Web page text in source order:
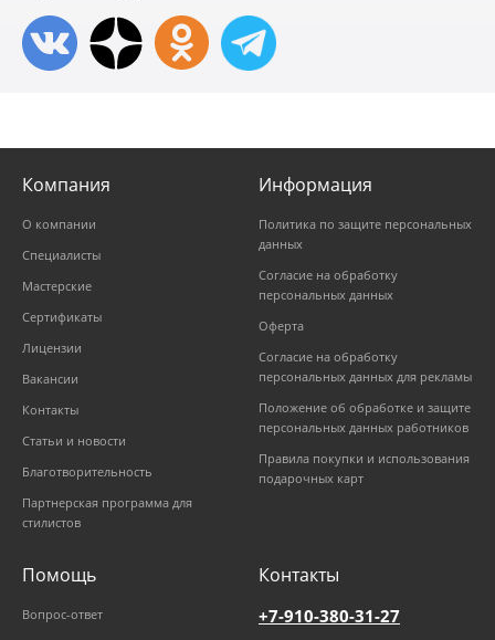
Компания
О компании
Специалисты
Мастерские
Сертификаты
Лицензии
Вакансии
Контакты
Статьи и новости
Благотворительность
Партнерская программа для
стилистов
Информация
Политика по защите персональных
данных
Согласие на обработку
персональных данных
Оферта
Согласие на обработку
персональных данных для рекламы
Положение об обработке и защите
персональных данных работников
Правила покупки и использования
подарочных карт
Помощь
Вопрос-ответ
Контакты
+7-910-380-31-27